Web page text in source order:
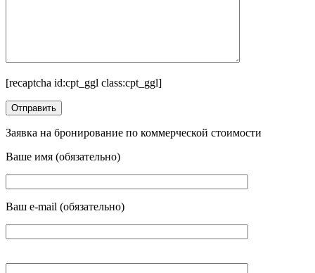
[recaptcha id:cpt_ggl class:cpt_ggl]
Заявка на бронирование по коммерческой стоимости
Ваше имя (обязательно)
Ваш e-mail (обязательно)